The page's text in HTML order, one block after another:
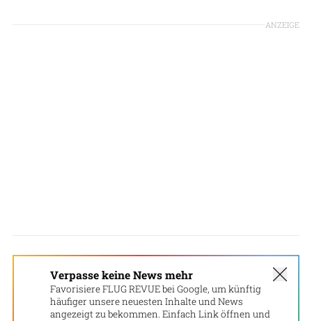
ANZEIGE
Verpasse keine News mehr
Favorisiere FLUG REVUE bei Google, um künftig
häufiger unsere neuesten Inhalte und News
angezeigt zu bekommen. Einfach Link öffnen und